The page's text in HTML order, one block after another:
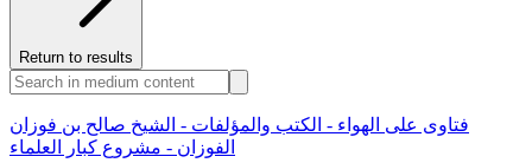
Return to results
فتاوى على الهواء - الكتب والمؤلفات - الشيخ صالح بن فوزان
الفوزان - مشروع كبار العلماء